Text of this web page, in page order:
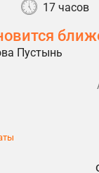
17 часов
Пустынь